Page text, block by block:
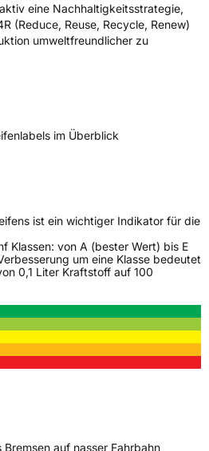
eine Nachhaltigkeitsstrategie,
(Reduce, Reuse, Recycle, Renew)
umweltfreundlicher zu
im Überblick
ist ein wichtiger Indikator für die
Klassen: von A (bester Wert) bis E
um eine Klasse bedeutet
0,1 Liter Kraftstoff auf 100
auf nasser Fahrbahn